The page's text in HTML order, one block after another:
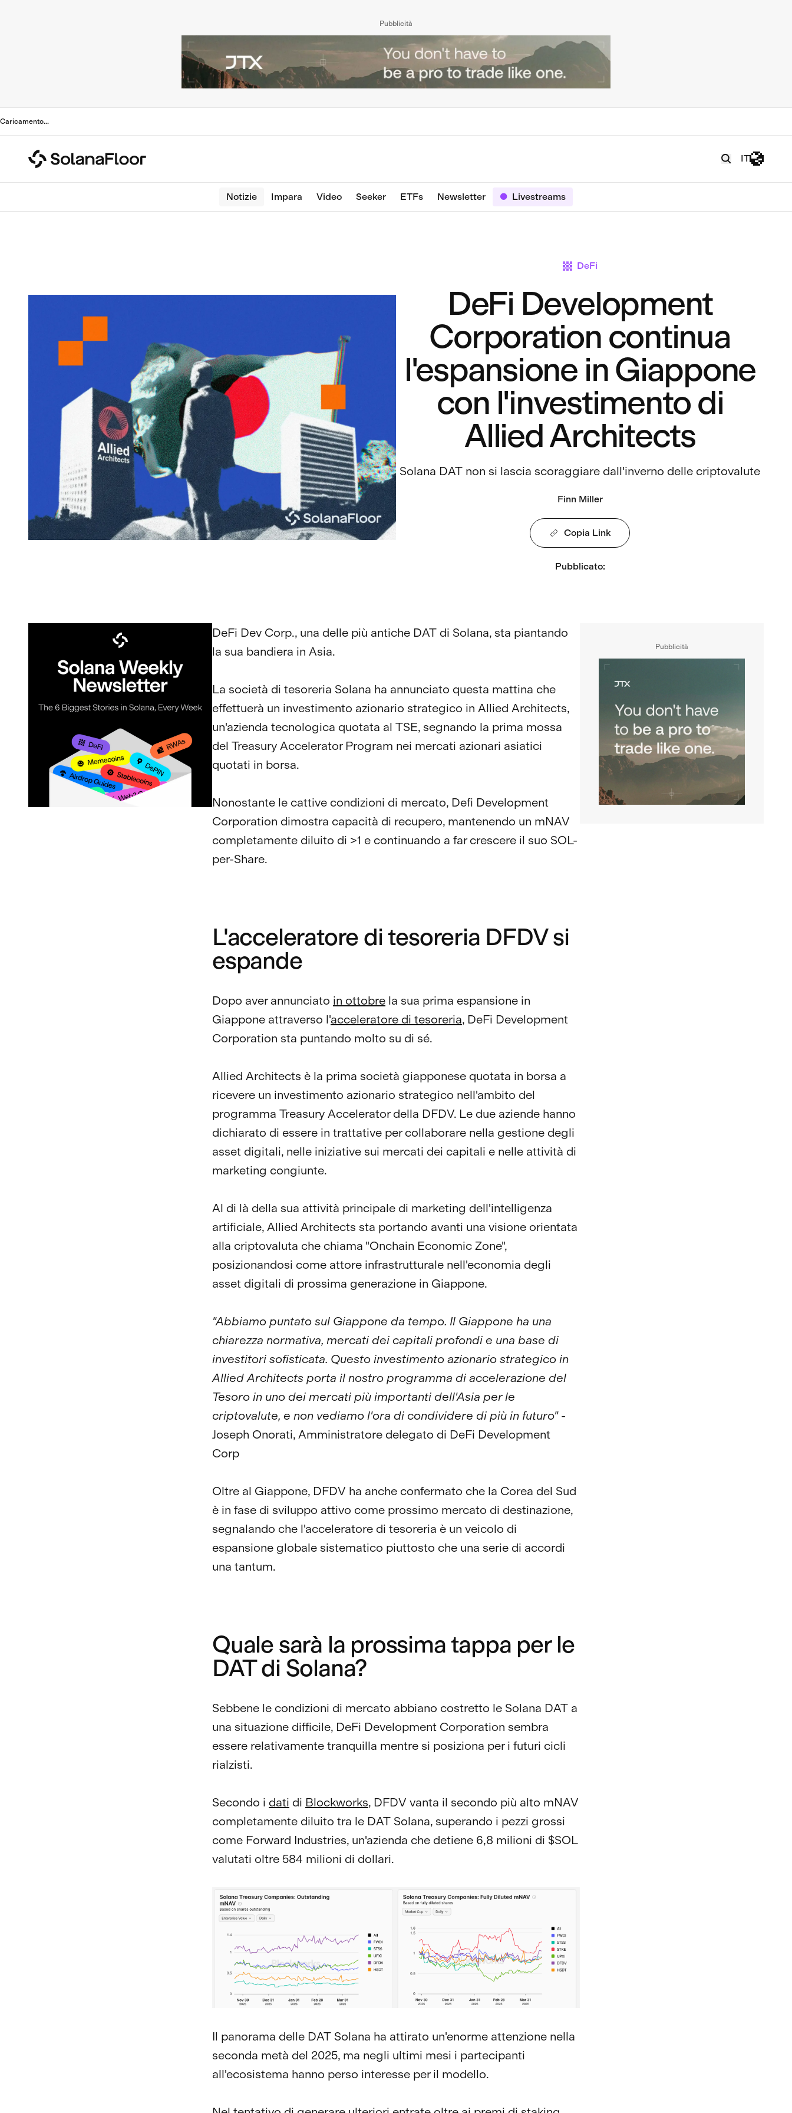
Pubblicità
Caricamento...
IT
Notizie Impara Video Seeker ETFs Newsletter Livestreams
DeFi
DeFi Development
Corporation continua
l'espansione in Giappone
con l'investimento di
Allied Architects
Solana DAT non si lascia scoraggiare dall'inverno delle criptovalute
Finn Miller
Copia Link
Pubblicato:
DeFi Dev Corp., una delle più antiche DAT di Solana, sta piantando
la sua bandiera in Asia.
La società di tesoreria Solana ha annunciato questa mattina che
effettuerà un investimento azionario strategico in Allied Architects,
un'azienda tecnologica quotata al TSE, segnando la prima mossa
del Treasury Accelerator Program nei mercati azionari asiatici
quotati in borsa.
Nonostante le cattive condizioni di mercato, Defi Development
Corporation dimostra capacità di recupero, mantenendo un mNAV
completamente diluito di >1 e continuando a far crescere il suo SOL-
per-Share.
L'acceleratore di tesoreria DFDV si
espande
Dopo aver annunciato in ottobre la sua prima espansione in
Giappone attraverso l'acceleratore di tesoreria, DeFi Development
Corporation sta puntando molto su di sé.
Allied Architects è la prima società giapponese quotata in borsa a
ricevere un investimento azionario strategico nell'ambito del
programma Treasury Accelerator della DFDV. Le due aziende hanno
dichiarato di essere in trattative per collaborare nella gestione degli
asset digitali, nelle iniziative sui mercati dei capitali e nelle attività di
marketing congiunte.
Al di là della sua attività principale di marketing dell'intelligenza
artificiale, Allied Architects sta portando avanti una visione orientata
alla criptovaluta che chiama "Onchain Economic Zone",
posizionandosi come attore infrastrutturale nell'economia degli
asset digitali di prossima generazione in Giappone.
"Abbiamo puntato sul Giappone da tempo. Il Giappone ha una
chiarezza normativa, mercati dei capitali profondi e una base di
investitori sofisticata. Questo investimento azionario strategico in
Allied Architects porta il nostro programma di accelerazione del
Tesoro in uno dei mercati più importanti dell'Asia per le
criptovalute, e non vediamo l'ora di condividere di più in futuro"-
Joseph Onorati, Amministratore delegato di DeFi Development
Corp
Oltre al Giappone, DFDV ha anche confermato che la Corea del Sud
è in fase di sviluppo attivo come prossimo mercato di destinazione,
segnalando che l'acceleratore di tesoreria è un veicolo di
espansione globale sistematico piuttosto che una serie di accordi
una tantum.
Quale sarà la prossima tappa per le
DAT di Solana?
Sebbene le condizioni di mercato abbiano costretto le Solana DAT a
una situazione difficile, DeFi Development Corporation sembra
essere relativamente tranquilla mentre si posiziona per i futuri cicli
rialzisti.
Secondo i dati di Blockworks, DFDV vanta il secondo più alto mNAV
completamente diluito tra le DAT Solana, superando i pezzi grossi
come Forward Industries, un'azienda che detiene 6,8 milioni di $SOL
valutati oltre 584 milioni di dollari.
Il panorama delle DAT Solana ha attirato un'enorme attenzione nella
seconda metà del 2025, ma negli ultimi mesi i partecipanti
all'ecosistema hanno perso interesse per il modello.
Pubblicità